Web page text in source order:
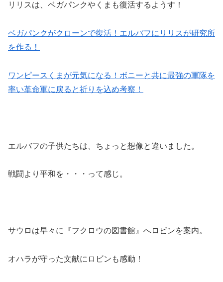
リリスは、ベガパンクやくまも復活するようす！
ベガパンクがクローンで復活！エルバフにリリスが研究所
を作る！
ワンピースくまが元気になる！ボニーと共に最強の軍隊を
率い革命軍に戻ると祈りを込め考察！
エルバフの子供たちは、ちょっと想像と違いました。
戦闘より平和を・・・って感じ。
サウロは早々に『フクロウの図書館』へロビンを案内。
オハラが守った文献にロビンも感動！